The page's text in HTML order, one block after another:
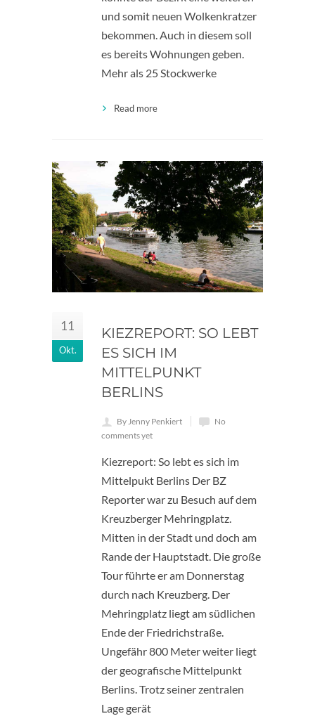
und somit neuen Wolkenkratzer
bekommen. Auch in diesem soll
es bereits Wohnungen geben.
Mehr als 25 Stockwerke
Read more
11
Okt.
KIEZREPORT: SO LEBT
ES SICH IM
MITTELPUNKT
BERLINS
By Jenny Penkiert
No
comments yet
Kiezreport: So lebt es sich im
Mittelpukt Berlins Der BZ
Reporter war zu Besuch auf dem
Kreuzberger Mehringplatz.
Mitten in der Stadt und doch am
Rande der Hauptstadt. Die große
Tour führte er am Donnerstag
durch nach Kreuzberg. Der
Mehringplatz liegt am südlichen
Ende der Friedrichstraße.
Ungefähr 800 Meter weiter liegt
der geografische Mittelpunkt
Berlins. Trotz seiner zentralen
Lage gerät